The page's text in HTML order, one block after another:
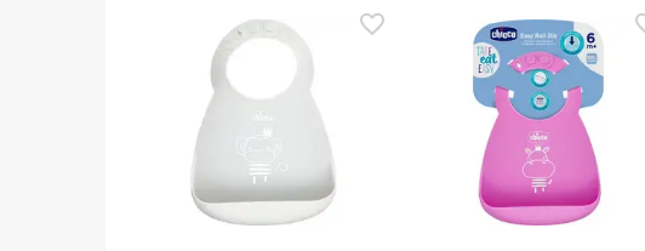
sobre segurança, não hesites em contactar-nos. Além